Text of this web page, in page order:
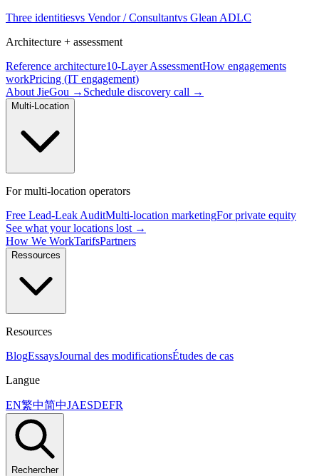
Three identitiesvs Vendor / Consultantvs Glean ADLC
Architecture + assessment
Reference architecture10-Layer AssessmentHow engagements
workPricing (IT engagement)
About JieGou → Schedule discovery call →
Multi-Location
For multi-location operators
Free Lead-Leak AuditMulti-location marketingFor private equity
See what your locations lost →
How We WorkTarifsPartners
Ressources
Resources
BlogEssaysJournal des modificationsÉtudes de cas
Langue
EN繁中简中JAESDEFR
Rechercher